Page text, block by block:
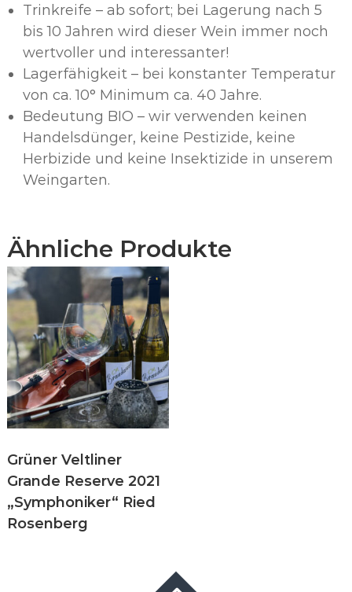
Trinkreife – ab sofort; bei Lagerung nach 5
bis 10 Jahren wird dieser Wein immer noch
wertvoller und interessanter!
Lagerfähigkeit – bei konstanter Temperatur
von ca. 10° Minimum ca. 40 Jahre.
Bedeutung BIO – wir verwenden keinen
Handelsdünger, keine Pestizide, keine
Herbizide und keine Insektizide in unserem
Weingarten.
Ähnliche Produkte
Grüner Veltliner
Grande Reserve 2021
„Symphoniker“ Ried
Rosenberg